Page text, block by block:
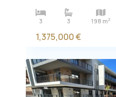
3 3 198 m2
1,375,000 €